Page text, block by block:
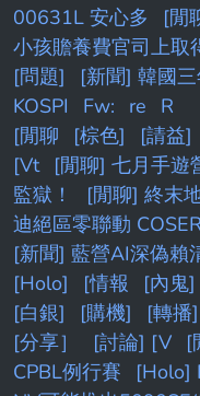
00631L 安心多
[閒
小孩贍養費官司上取
[問題]
[新聞] 韓國
KOSPI
Fw: re R
[閒聊
[棕色] [請益]
[Vt
[閒聊] 七月手遊
監獄！
[閒聊] 終末
迪絕區零聯動
[新聞] 藍營AI深偽賴
[Holo]
[情報 [內鬼]
[白銀]
[購機] [轉播]
[分享］
[討論] [V [
CPBL例行賽
[Holo]